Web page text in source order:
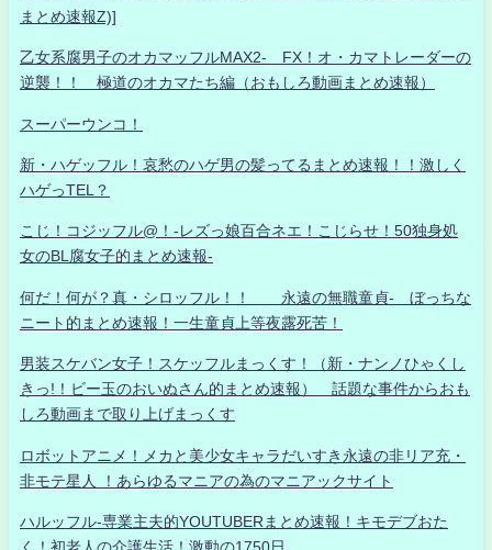
まとめ速報Z)]
乙女系腐男子のオカマッフルMAX2- FX！オ・カマトレーダーの
逆襲！！ 極道のオカマたち編（おもしろ動画まとめ速報）
スーパーウンコ！
新・ハゲッフル！哀愁のハゲ男の髪ってるまとめ速報！！激しく
ハゲっTEL？
こじ！コジッフル@！-レズっ娘百合ネエ！こじらせ！50独身処
女のBL腐女子的まとめ速報-
何だ！何が？真・シロッフル！！ 永遠の無職童貞- ぼっちな
ニート的まとめ速報！一生童貞上等夜露死苦！
男装スケバン女子！スケッフルまっくす！（新・ナンノひゃくし
きっ!！ビー玉のおいぬさん的まとめ速報） 話題な事件からおも
しろ動画まで取り上げまっくす
ロボットアニメ！メカと美少女キャラだいすき永遠の非リア充・
非モテ星人 ！あらゆるマニアの為のマニアックサイト
ハルッフル-専業主夫的YOUTUBERまとめ速報！キモデブおた
く！初老人の介護生活！激動の1750日